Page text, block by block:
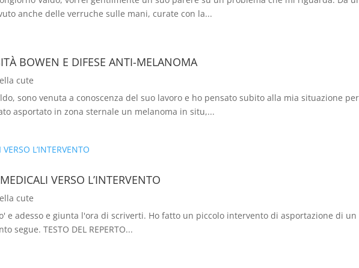
anche delle verruche sulle mani, curate con la...
BOWEN E DIFESE ANTI-MELANOMA
cute
sono venuta a conoscenza del suo lavoro e ho pensato subito alla mia situazione
asportato in zona sternale un melanoma in situ,...
VERSO L’INTERVENTO
cute
e adesso e giunta l'ora di scriverti. Ho fatto un piccolo intervento di asportazione di
TESTO DEL REPERTO...